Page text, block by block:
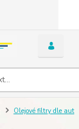
Olejové filtry dle aut